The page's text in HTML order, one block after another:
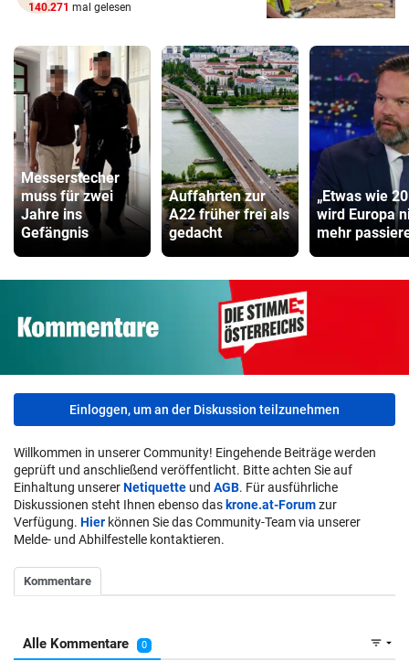
140.271 mal gelesen
Messerstecher
muss für zwei
Jahre ins
Gefängnis
Auffahrten zur
A22 früher frei als
gedacht
„Etwas wie
wird Europa
mehr
Einloggen, um an der Diskussion teilzunehmen
Willkommen in unserer Community! Eingehende Beiträge werden
geprüft und anschließend veröffentlicht. Bitte achten Sie auf
Einhaltung unsererNetiquette und AGB. Für ausführliche
Diskussionen steht Ihnen ebenso das krone.at-Forumzur
Verfügung. Hier können Sie das Community-Team via unserer
Melde- und Abhilfestelle kontaktieren.